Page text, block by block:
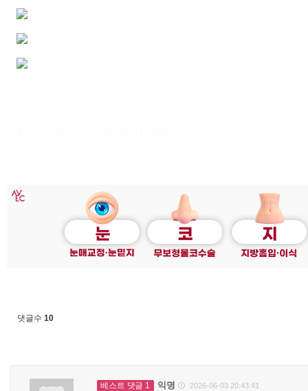
댓글수 10
베스트 댓글 1 익명  2026-06-03 20:43:41